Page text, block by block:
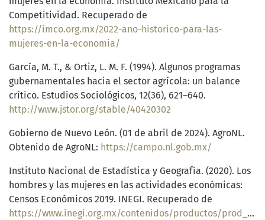
Competitividad. Recuperado de
https://imco.org.mx/2022-ano-historico-para-las-
mujeres-en-la-economia/
García, M. T., & Ortiz, L. M. F. (1994). Algunos programas
gubernamentales hacia el sector agrícola: un balance
crítico. Estudios Sociológicos, 12(36), 621–640.
http://www.jstor.org/stable/40420302
Gobierno de Nuevo León. (01 de abril de 2024). AgroNL.
Obtenido de AgroNL: https://campo.nl.gob.mx/
Instituto Nacional de Estadística y Geografía. (2020). Los
hombres y las mujeres en las actividades económicas:
Censos Económicos 2019. INEGI. Recuperado de
https://www.inegi.org.mx/contenidos/productos/prod_serv/contenidos/espanol/bvinegi/productos/nueva_estruc/702825198664.pdf